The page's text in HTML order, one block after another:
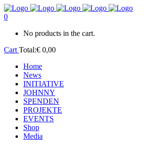
0
No products in the cart.
Cart Total:€ 0,00
Home
News
INITIATIVE
JOHNNY
SPENDEN
PROJEKTE
EVENTS
Shop
Media